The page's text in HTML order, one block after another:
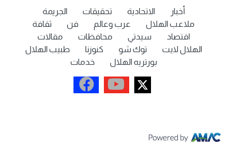
أخبار الاتحادية تحقيقات
الجريمة
ملاعب الهلال
عرب وعالم فن
ثقافة
اقتصاد
سيدتي محافظات
مقالات
الهلال لايت
توك شو كنوزنا
طبيب الهلال
بورتريه الهلال
خدمات